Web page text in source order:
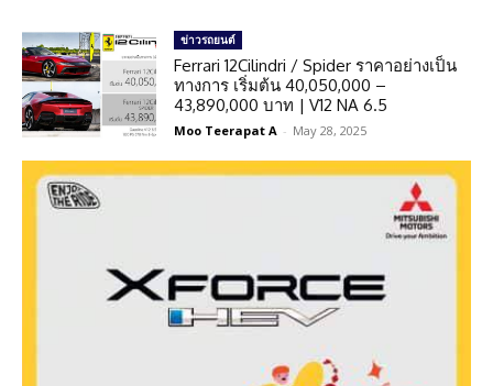
ข่าวรถยนต์
Ferrari 12Cilindri / Spider ราคาอย่างเป็น
ทางการ เริ่มต้น 40,050,000 –
43,890,000 บาท | V12 NA 6.5
Moo Teerapat A - May 28, 2025